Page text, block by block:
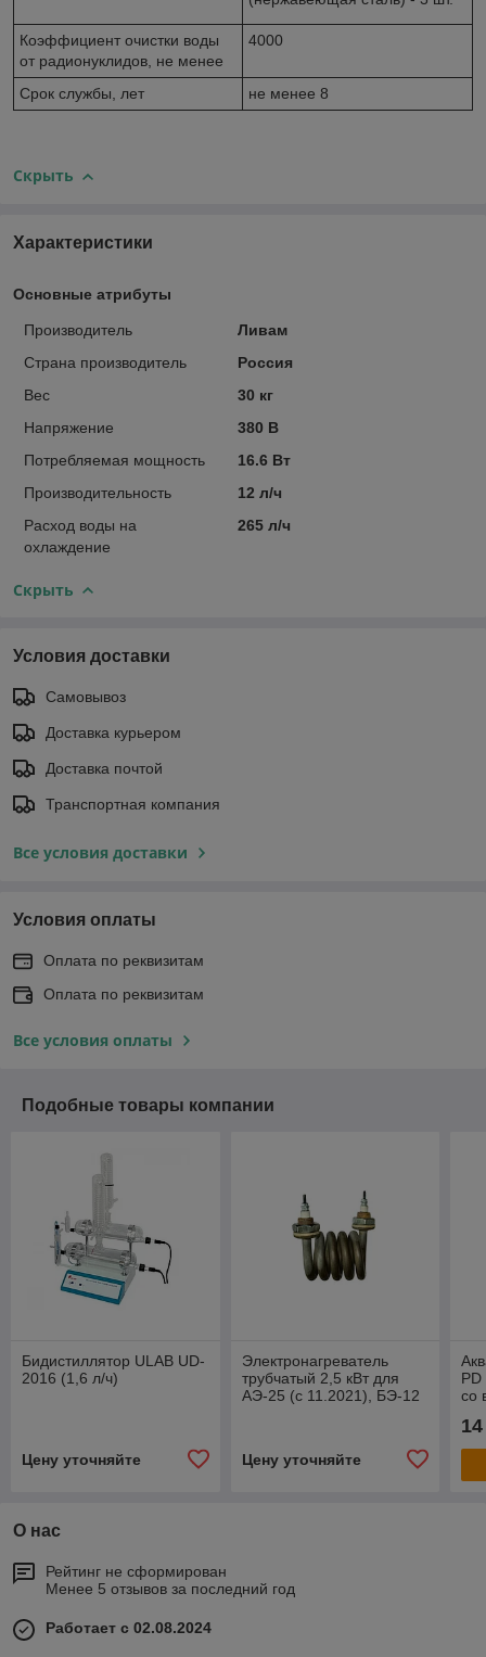
Коэффициент очистки воды
от радионуклидов, не менее
4000
Срок службы, лет не менее 8
Скрыть
Характеристики
Основные атрибуты
Производитель
Ливам
Страна производитель
Россия
Вес
30 кг
Напряжение
380 В
Потребляемая мощность
16.6 Вт
Производительность
12 л/ч
Расход воды на
охлаждение
265 л/ч
Скрыть
Условия доставки
Самовывоз
Доставка курьером
Доставка почтой
Транспортная компания
Все условия доставки
Условия оплаты
Оплата по реквизитам
Оплата по реквизитам
Все условия оплаты
Подобные товары компании
Бидистиллятор ULAB UD-
2016 (1,6 л/ч)
Цену уточняйте
Электронагреватель
трубчатый 2,5 кВт для
АЭ-25 (с 11.2021), БЭ-12
Цену уточняйте
со
О нас
Рейтинг не сформирован
Менее 5 отзывов за последний год
Работает с 02.08.2024